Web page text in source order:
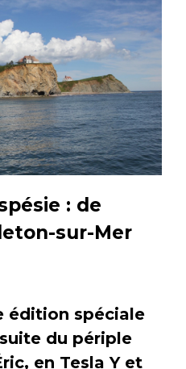
: de
sur-Mer
édition spéciale
du périple
en Tesla Y et